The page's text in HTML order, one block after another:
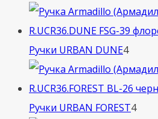
Ручки URBAN DUNE44
Ручки URBAN FOREST44